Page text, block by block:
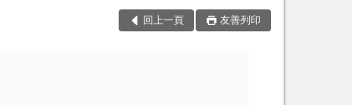
回上一頁 友善列印